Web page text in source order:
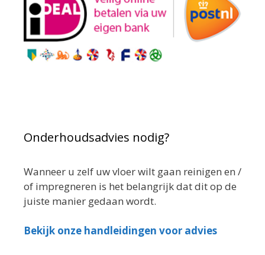
Onderhoudsadvies nodig?
Wanneer u zelf uw vloer wilt gaan reinigen en /
of impregneren is het belangrijk dat dit op de
juiste manier gedaan wordt.
Bekijk onze handleidingen voor advies